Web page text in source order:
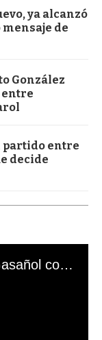
ya alcanzó
mensaje de
González
entre
partido entre
decide
El mal momento de Yanina Gasañol con un hincha argentino en "Subrayado"